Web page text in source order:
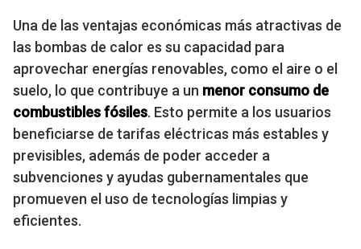
Una de las ventajas económicas más atractivas de
las bombas de calor es su capacidad para
aprovechar energías renovables, como el aire o el
suelo, lo que contribuye a un menor consumo de
combustibles fósiles. Esto permite a los usuarios
beneficiarse de tarifas eléctricas más estables y
previsibles, además de poder acceder a
subvenciones y ayudas gubernamentales que
promueven el uso de tecnologías limpias y
eficientes.